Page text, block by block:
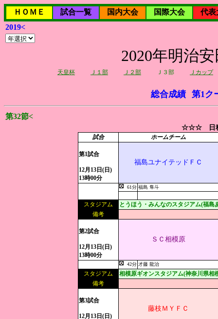
ＨＯＭＥ 試合一覧 国内大会 国際大会
代表
2019<
2020年明治
天皇杯 Ｊ１部 Ｊ２部 Ｊ３部 Ｊカップ
総合成績 第1ク
第32節<
☆☆☆ 日
試合 ホームチーム
第1試合
12月13日(日)
13時00分
福島ユナイテッドＦＣ
61分 福島 隼斗
スタジアム
とうほう・みんなのスタジアム(福島
備考
第2試合
12月13日(日)
13時00分
ＳＣ相模原
42分 才藤 龍治
スタジアム
相模原ギオンスタジアム(神奈川県相
備考
第3試合
12月13日(日)
藤枝ＭＹＦＣ